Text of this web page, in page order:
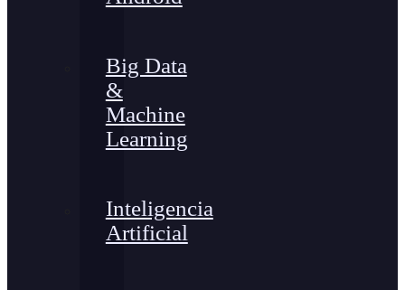
Big Data
&
Machine
Learning
Inteligencia
Artificial